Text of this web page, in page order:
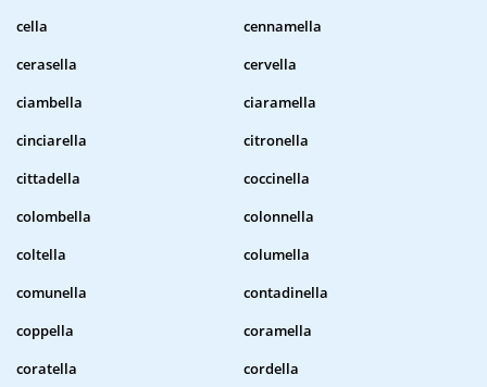
cella
cennamella
cerasella
cervella
ciambella
ciaramella
cinciarella
citronella
cittadella
coccinella
colombella
colonnella
coltella
columella
comunella
contadinella
coppella
coramella
coratella
cordella